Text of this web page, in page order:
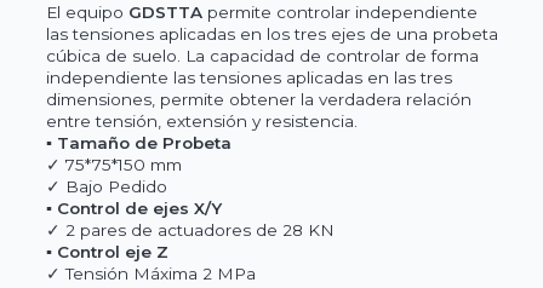
El equipo GDSTTA permite controlar independiente
las tensiones aplicadas en los tres ejes de una probeta
cúbica de suelo. La capacidad de controlar de forma
independiente las tensiones aplicadas en las tres
dimensiones, permite obtener la verdadera relación
entre tensión, extensión y resistencia.
▪ Tamaño de Probeta
✓ 75*75*150 mm
✓ Bajo Pedido
▪ Control de ejes X/Y
✓ 2 pares de actuadores de 28 KN
▪ Control eje Z
✓ Tensión Máxima 2 MPa